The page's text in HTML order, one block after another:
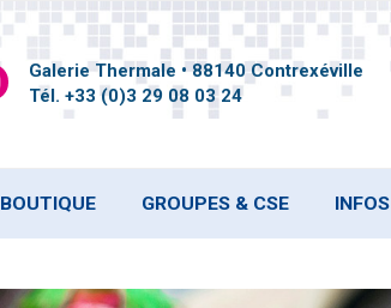
Galerie Thermale • 88140 Contrexéville
Tél. +33 (0)3 29 08 03 24
BOUTIQUE GROUPES & CSE INFOS